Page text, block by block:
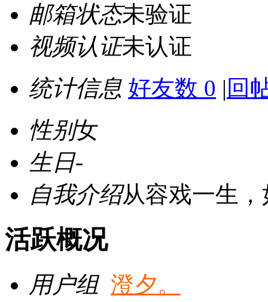
邮箱状态未验证
视频认证未认证
统计信息 好友数 0 | 回
性别女
生日-
自我介绍从容戏一生
活跃概况
用户组 澄夕。